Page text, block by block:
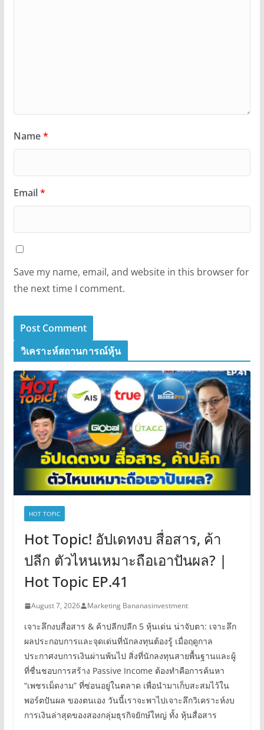
Name*
Email*
Save my name, email, and website in this browser for
the next time I comment.
วิเคราะห์สถานการณ์หุ้น
HOT TOPIC
Hot Topic! อัปเดทงบ สื่อสาร, ค้า
ปลีก ตัวไหนเหมาะถือเอาปันผล? |
Hot Topic EP.41
August 7, 2026 Marketing Bananasinvestment
เจาะลึกงบสื่อสาร & ค้าปลีกปลีก 5 หุ้นเด่น น่าจับตา: เจาะลึก
ผลประกอบการและจุดเด่นที่นักลงทุนต้องรู้ เมื่อฤดูกาล
ประกาศงบการเงินผ่านพ้นไป สิ่งที่นักลงทุนสายพื้นฐานและผู้
ที่ชื่นชอบการสร้าง Passive Income ต้องทำคือการค้นหา
“เพชรเม็ดงาม” ที่ซ่อนอยู่ในตลาด เพื่อนำมาเก็บสะสมไว้ใน
พอร์ตปันผล ของตนเอง วันนี้เราจะพาไปเจาะลึกวิเคราะห์งบ
การเงินล่าสุดของสองกลุ่มธุรกิจยักษ์ใหญ่ ทั้ง หุ้นสื่อสาร